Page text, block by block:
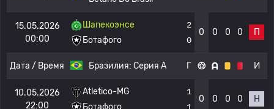
15.05.2026
00:00
Шапекоэнсе
Ботафого
2
0
0 0 0 0 П
Дата / Время Бразилия: Серия А Г И
10.05.2026
22:00
Atletico-MG
Ботафого
1
1
0 0 0 0 Н